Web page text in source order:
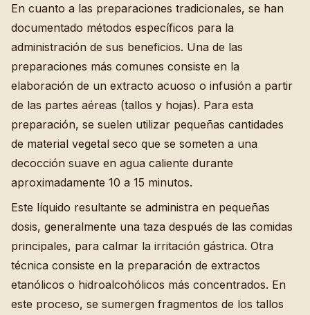
En cuanto a las preparaciones tradicionales, se han
documentado métodos específicos para la
administración de sus beneficios. Una de las
preparaciones más comunes consiste en la
elaboración de un extracto acuoso o infusión a partir
de las partes aéreas (tallos y hojas). Para esta
preparación, se suelen utilizar pequeñas cantidades
de material vegetal seco que se someten a una
decocción suave en agua caliente durante
aproximadamente 10 a 15 minutos.
Este líquido resultante se administra en pequeñas
dosis, generalmente una taza después de las comidas
principales, para calmar la irritación gástrica. Otra
técnica consiste en la preparación de extractos
etanólicos o hidroalcohólicos más concentrados. En
este proceso, se sumergen fragmentos de los tallos